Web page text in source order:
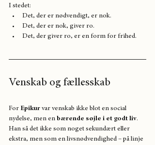
I stedet:
Det, der er nødvendigt, er nok.
Det, der er nok, giver ro.
Det, der giver ro, er en form for frihed.
Venskab og fællesskab
For Epikur var venskab ikke blot en social
nydelse, men en bærende søjle i et godt liv.
Han så det ikke som noget sekundært eller
ekstra, men som en livsnødvendighed – på linje